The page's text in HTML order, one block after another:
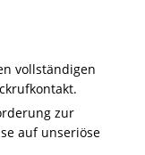
vollständigen
zur
auf unseriöse